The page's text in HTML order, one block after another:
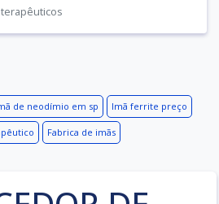
de neodímio em sp Imã ferrite preço
Fabrica de imãs